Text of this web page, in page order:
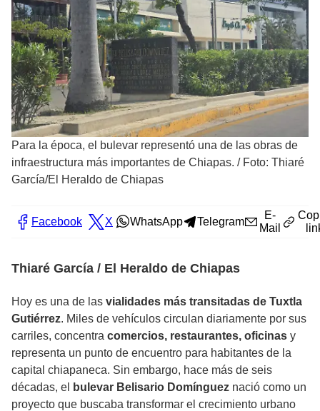
Para la época, el bulevar representó una de las obras de
infraestructura más importantes de Chiapas. / Foto: Thiaré
García/El Heraldo de Chiapas
Facebook X WhatsApp Telegram
E-
Mail
Thiaré García / El Heraldo de Chiapas
Hoy es una de las vialidades más transitadas de Tuxtla
Gutiérrez. Miles de vehículos circulan diariamente por sus
carriles, concentra comercios, restaurantes, oficinas y
representa un punto de encuentro para habitantes de la
capital chiapaneca. Sin embargo, hace más de seis
décadas, el
bulevar Belisario Domínguez nació como un
proyecto que buscaba transformar el crecimiento urbano